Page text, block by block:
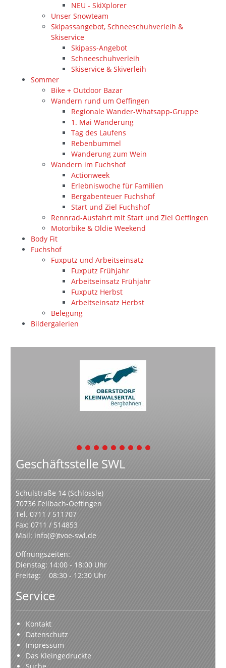
NEU - SkiXplorer
Unser Snowteam
Skipassangebot, Schneeschuhverleih &
Skiservice
Skipass-Angebot
Schneeschuhverleih
Skiservice & Skiverleih
Sommer
Bike + Outdoor Bazar
Wandern rund um Oeffingen
Regionale Wander-Whatsapp-Gruppe
1. Mai Wanderung
Tag des Laufens
Rebenbummel
Wanderung zum Wein
Wandern im Fuchshof
Actionweek
Erlebniswoche für Familien
Bergabenteuer Fuchshof
Start und Ziel Fuchshof
Rennrad-Ausfahrt mit Start und Ziel Oeffingen
Motorbike & Oldie Weekend
Body Fit
Fuchshof
Fuxputz und Arbeitseinsatz
Fuxputz Frühjahr
Arbeitseinsatz Frühjahr
Fuxputz Herbst
Arbeitseinsatz Herbst
Belegung
Bildergalerien
1 2 3 4 5 6 7 8 9
Geschäftsstelle SWL
Schulstraße 14 (Schlössle)
70736 Fellbach-Oeffingen
Tel. 0711 / 511707
Fax: 0711 / 514853
Mail: info(@)tvoe-swl.de
Öffnungszeiten:
Dienstag: 14:00 - 18:00 Uhr
Freitag: 08:30 - 12:30 Uhr
Service
Kontakt
Datenschutz
Impressum
Das Kleingedruckte